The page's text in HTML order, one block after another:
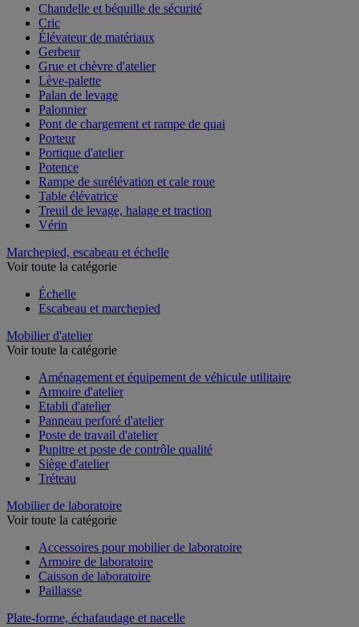
Chandelle et béquille de sécurité
Cric
Élévateur de matériaux
Gerbeur
Grue et chèvre d'atelier
Lève-palette
Palan de levage
Palonnier
Pont de chargement et rampe de quai
Porteur
Portique d'atelier
Potence
Rampe de surélévation et cale roue
Table élévatrice
Treuil de levage, halage et traction
Vérin
Marchepied, escabeau et échelle
Voir toute la catégorie
Échelle
Escabeau et marchepied
Mobilier d'atelier
Voir toute la catégorie
Aménagement et équipement de véhicule utilitaire
Armoire d'atelier
Etabli d'atelier
Panneau perforé d'atelier
Poste de travail d'atelier
Pupitre et poste de contrôle qualité
Siège d'atelier
Tréteau
Mobilier de laboratoire
Voir toute la catégorie
Accessoires pour mobilier de laboratoire
Armoire de laboratoire
Caisson de laboratoire
Paillasse
Plate-forme, échafaudage et nacelle